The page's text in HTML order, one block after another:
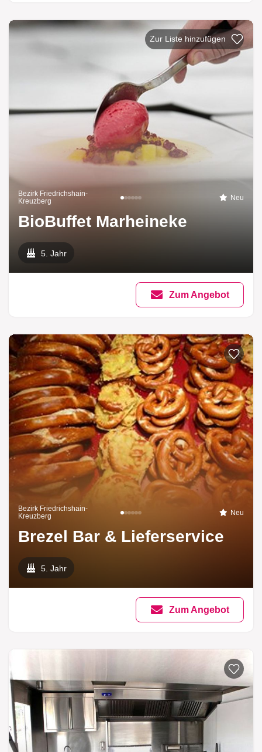
Bezirk Friedrichshain-
Kreuzberg
Neu
BioBuffet Marheineke
5. Jahr
Zum Angebot
Bezirk Friedrichshain-
Kreuzberg
Neu
Brezel Bar & Lieferservice
5. Jahr
Zum Angebot